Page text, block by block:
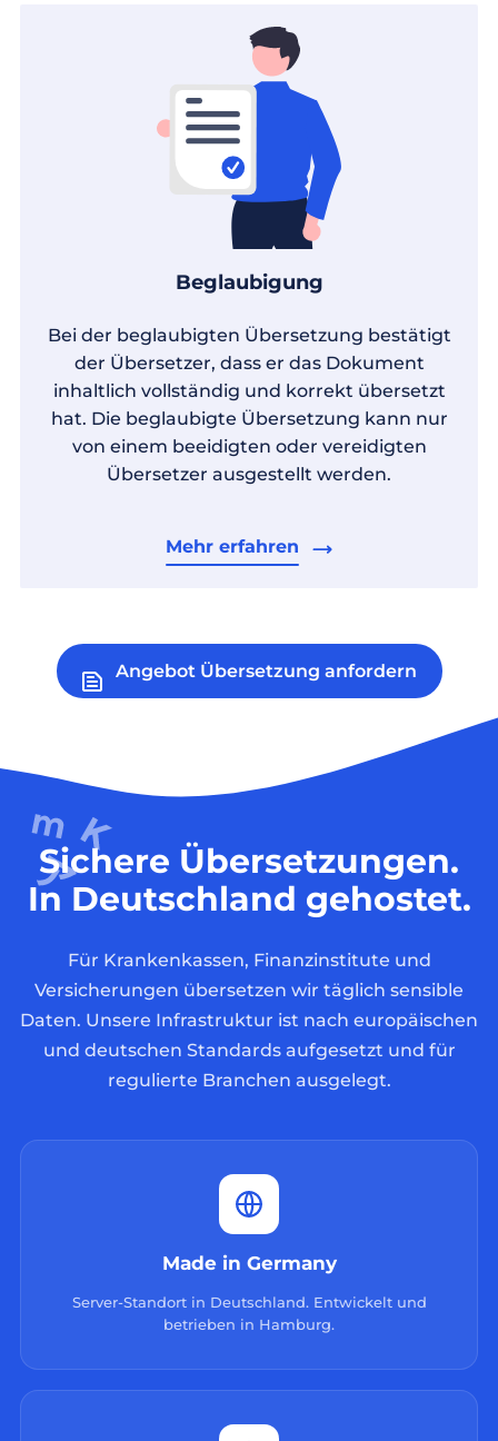
Beglaubigung
Bei der beglaubigten Übersetzung bestätigt
der Übersetzer, dass er das Dokument
inhaltlich vollständig und korrekt übersetzt
hat. Die beglaubigte Übersetzung kann nur
von einem beeidigten oder vereidigten
Übersetzer ausgestellt werden.
Mehr erfahren
Angebot Übersetzung anfordern
Sichere Übersetzungen.
In Deutschland gehostet.
Für Krankenkassen, Finanzinstitute und
Versicherungen übersetzen wir täglich sensible
Daten. Unsere Infrastruktur ist nach europäischen
und deutschen Standards aufgesetzt und für
regulierte Branchen ausgelegt.
Made in Germany
Server-Standort in Deutschland. Entwickelt und
betrieben in Hamburg.